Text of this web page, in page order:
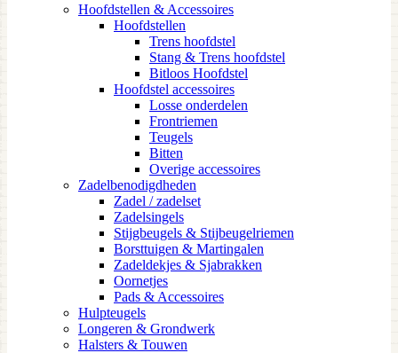
Hoofdstellen & Accessoires
Hoofdstellen
Trens hoofdstel
Stang & Trens hoofdstel
Bitloos Hoofdstel
Hoofdstel accessoires
Losse onderdelen
Frontriemen
Teugels
Bitten
Overige accessoires
Zadelbenodigdheden
Zadel / zadelset
Zadelsingels
Stijgbeugels & Stijbeugelriemen
Borsttuigen & Martingalen
Zadeldekjes & Sjabrakken
Oornetjes
Pads & Accessoires
Hulpteugels
Longeren & Grondwerk
Halsters & Touwen